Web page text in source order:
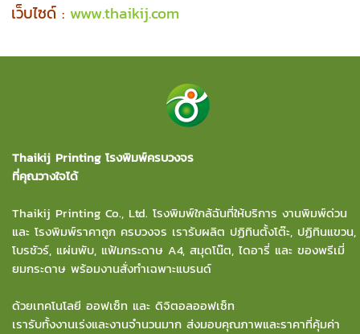
เว็บไซด์ : www.thaikij.com
Thaikij Printing โรงพิมพ์ครบวงจร
ที่คุณวางใจได้
Thaikij Printing Co., Ltd. โรงพิมพ์ใกล้ฉันที่ให้บริการ งานพิมพ์ด่วน
และ โรงพิมพ์ราคาถูก ครบวงจร เรารับผลิต ปฏิทินตั้งโต๊ะ, ปฏิทินแขวน,
โบรชัวร์, แผ่นพับ, แฟ้มกระดาษ A4, สมุดโน๊ต, ไดอารี่ และ ของพรีเมี่
ยมกระดาษ พร้อมงานสั่งทำเฉพาะแบรนด์
ด้วยเทคโนโลยี ออฟเซ็ท และ ดิจิตอลออฟเซ็ท
เรารับทั้งงานเร่งและงานจำนวนมาก ส่งมอบคุณภาพและราคาที่คุ้มค่า